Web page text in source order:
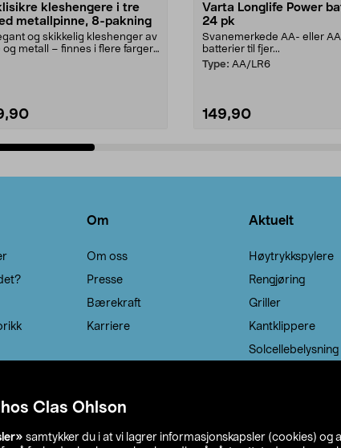
Clas Ohlson
samtykker du i at vi lagrer informasjonskapsler (cookies) og
kleshengere i tre
metallpinne, 8-pakning
og skikkelig kleshenger av
og metall – finnes i flere farger.
Varta Longlife Power
24 pk
Svanemerkede AA- eller
batterier til fjer...
Type: AA/LR6
149,90
Om
Om oss
Presse
Bærekraft
Karriere
Aktuelt
Høytrykkspylere
Rengjøring
Griller
Kantklippere
Solcellebelysning